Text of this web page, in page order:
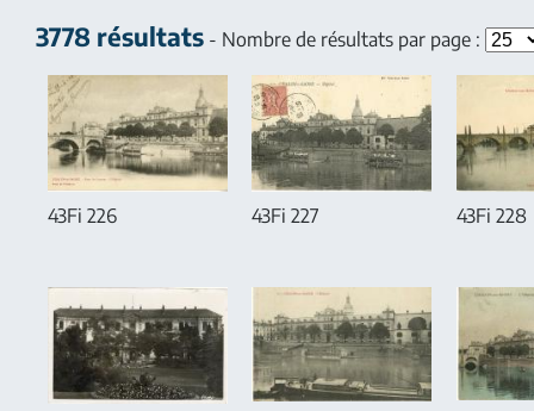
3778 résultats- Nombre de résultats par page :
43Fi 226 43Fi 227 43Fi 228